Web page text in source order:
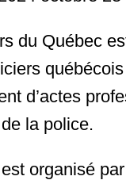
du Québec
d’actes
la police.
organisé